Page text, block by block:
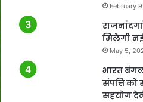
February
मिलेगी
May 5,
भारत
संपत्ति
सहयोग